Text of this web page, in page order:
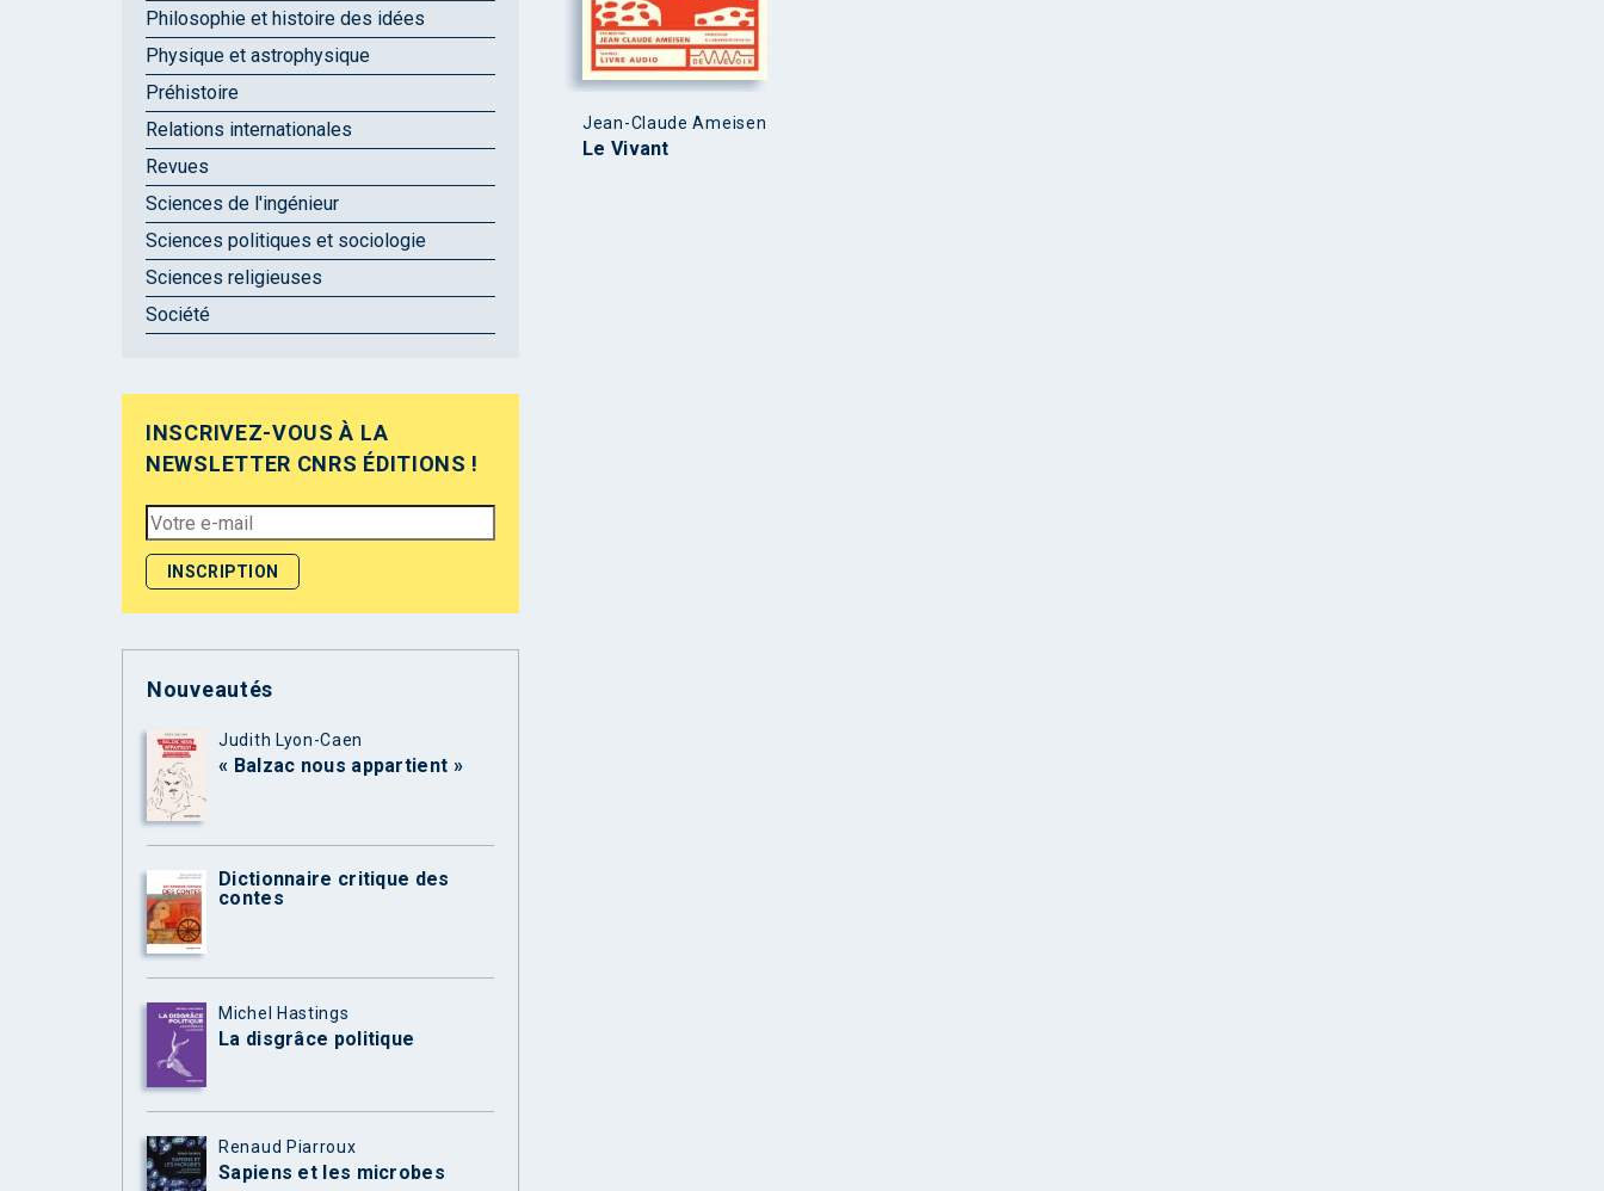
Jean-Claude Ameisen
Le Vivant
Philosophie et histoire des idées
Physique et astrophysique
Préhistoire
Relations internationales
Revues
Sciences de l'ingénieur
Sciences politiques et sociologie
Sciences religieuses
Société
INSCRIVEZ-VOUS À LA
NEWSLETTER CNRS ÉDITIONS !
Nouveautés
Judith Lyon-Caen
« Balzac nous appartient »
Dictionnaire critique des
contes
Michel Hastings
La disgrâce politique
Renaud Piarroux
Sapiens et les microbes